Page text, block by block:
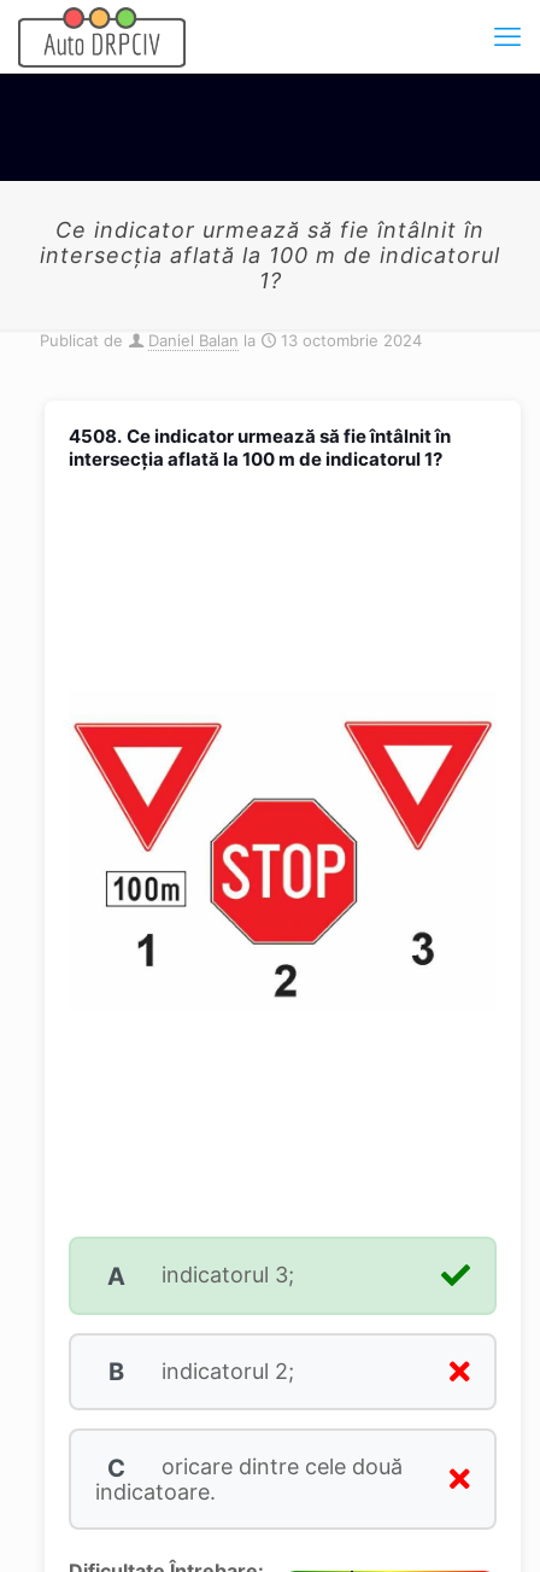
Ce indicator urmează să fie întâlnit în
intersecția aflată la 100 m de indicatorul
1?
Publicat de Daniel Balan la 13 octombrie 2024
4508. Ce indicator urmează să fie întâlnit în
intersecția aflată la 100 m de indicatorul 1?
A indicatorul 3;
B indicatorul 2;
C
oricare dintre cele două
indicatoare.